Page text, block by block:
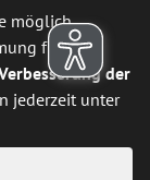
externe
möglich
für
der
jederzeit unter